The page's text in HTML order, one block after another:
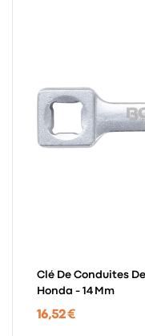
Clé De Conduites
Honda - 14 Mm
16,52 €